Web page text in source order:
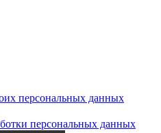
персональных данных
персональных данных